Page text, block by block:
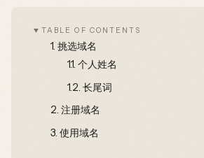
TABLE OF CONTENTS
1. 挑选域名
1.1. 个人姓名
1.2. 长尾词
2. 注册域名
3. 使用域名